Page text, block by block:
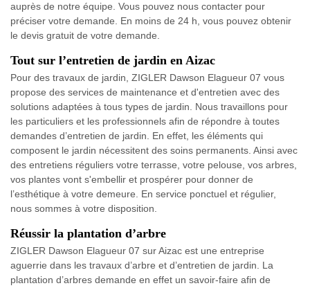
auprès de notre équipe. Vous pouvez nous contacter pour
préciser votre demande. En moins de 24 h, vous pouvez obtenir
le devis gratuit de votre demande.
Tout sur l’entretien de jardin en Aizac
Pour des travaux de jardin, ZIGLER Dawson Elagueur 07 vous
propose des services de maintenance et d'entretien avec des
solutions adaptées à tous types de jardin. Nous travaillons pour
les particuliers et les professionnels afin de répondre à toutes
demandes d’entretien de jardin. En effet, les éléments qui
composent le jardin nécessitent des soins permanents. Ainsi avec
des entretiens réguliers votre terrasse, votre pelouse, vos arbres,
vos plantes vont s'embellir et prospérer pour donner de
l’esthétique à votre demeure. En service ponctuel et régulier,
nous sommes à votre disposition.
Réussir la plantation d’arbre
ZIGLER Dawson Elagueur 07 sur Aizac est une entreprise
aguerrie dans les travaux d’arbre et d’entretien de jardin. La
plantation d’arbres demande en effet un savoir-faire afin de